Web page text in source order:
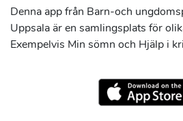
Denna app från Barn-och
Uppsala är en samlingsplats för
Exempelvis Min sömn och Hjälp i